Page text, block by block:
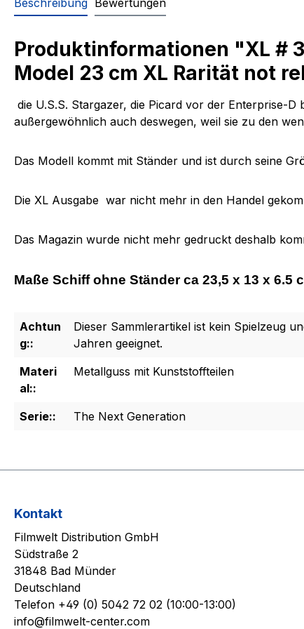
Beschreibung Bewertungen
Produktinformationen "XL #
Model 23 cm XL Rarität not
die U.S.S. Stargazer, die Picard vor der Enterprise-
außergewöhnlich auch deswegen, weil sie zu den
Das Modell kommt mit Ständer und ist durch seine
Die XL Ausgabe war nicht mehr in den Handel
Das Magazin wurde nicht mehr gedruckt deshalb
Maße Schiff ohne Ständer ca 23,5 x 13 x 6.5
Achtun
g::
Dieser Sammlerartikel ist kein Spielzeug
Jahren geeignet.
Materi
al::
Metallguss mit Kunststoffteilen
Serie:: The Next Generation
Kontakt
Filmwelt Distribution GmbH
Südstraße 2
31848 Bad Münder
Deutschland
Telefon +49 (0) 5042 72 02 (10:00-13:00)
info@filmwelt-center.com